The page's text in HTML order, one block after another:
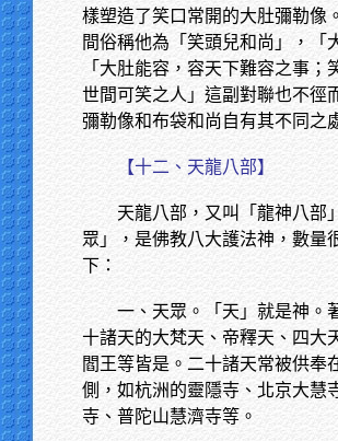
樣塑造了笑口常開的大肚彌勒像
間俗稱他為「笑頭兒和尚」，「
「大肚能容，容天下難容之事；
世間可笑之人」這副對聯也不徑
彌勒像和布袋和尚自有其不同之
【十二、天龍八部】
天龍八部，又叫「龍神八部
眾」，是佛教八大護法神，數量
下：
一、天眾。「天」就是神。
十諸天的大梵天、帝釋天、四大
閻王等皆是。二十諸天常被供奉
側，如杭洲的靈隱寺、北京大慧
寺、普陀山慧濟寺等。